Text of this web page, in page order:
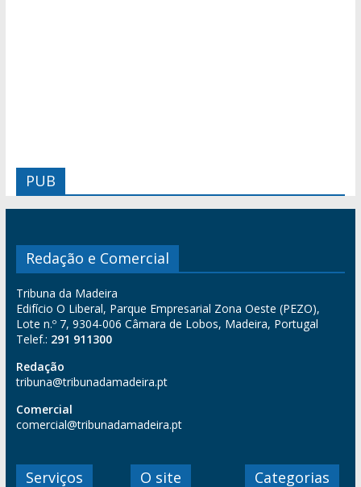
PUB
Redação e Comercial
Tribuna da Madeira
Edifício O Liberal, Parque Empresarial Zona Oeste (PEZO),
Lote n.º 7, 9304-006 Câmara de Lobos, Madeira, Portugal
Telef.: 291 911300
Redação
tribuna@tribunadamadeira.pt
Comercial
comercial@tribunadamadeira.pt
Serviços O site Categorias